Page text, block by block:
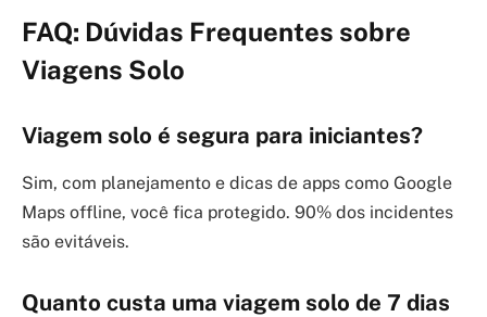
FAQ: Dúvidas Frequentes sobre
Viagens Solo
Viagem solo é segura para iniciantes?
Sim, com planejamento e dicas de apps como Google
Maps offline, você fica protegido. 90% dos incidentes
são evitáveis.
Quanto custa uma viagem solo de 7 dias